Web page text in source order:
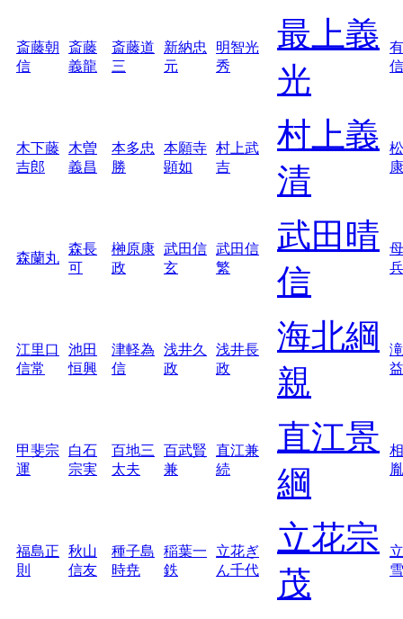
斎藤朝
信
斎藤
義龍
斎藤道
三
新納忠
元
明智光
秀
最上義
光
信
木下藤
吉郎
木曽
義昌
本多忠
勝
本願寺
顕如
村上武
吉
村上義
清
康
森蘭丸
森長
可
榊原康
政
武田信
玄
武田信
繁
武田晴
信
江里口
信常
池田
恒興
津軽為
信
浅井久
政
浅井長
政
海北綱
親
益
甲斐宗
運
白石
宗実
百地三
太夫
百武賢
兼
直江兼
続
直江景
綱
胤
福島正
則
秋山
信友
種子島
時尭
稲葉一
鉄
立花ぎ
ん千代
立花宗
茂
雪